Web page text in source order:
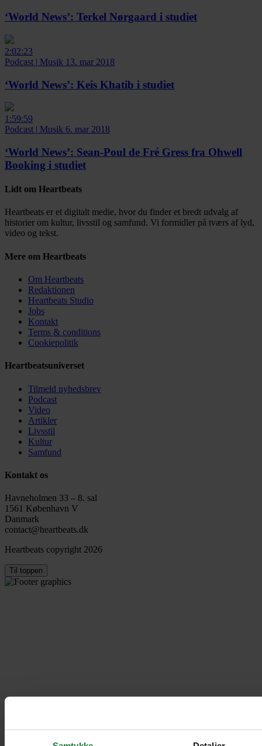
‘World News’: Terkel Nørgaard i studiet
2:02:23
Podcast | Musik 13. mar 2018
‘World News’: Keis Khatib i studiet
1:59:59
Podcast | Musik 6. mar 2018
‘World News’: Sean-Poul de Fré Gress fra Ohwell
Booking i studiet
Lidt om Heartbeats
Heartbeats er et digitalt medie, hvor du finder et bredt udvalg af
historier om kultur, livsstil og samfund. Vi formidler på tværs af lyd,
video og tekst.
Mere om Heartbeats
Om Heartbeats
Redaktionen
Heartbeats Studio
Jobs
Kontakt
Terms & conditions
Cookiepolitik
Heartbeatsuniverset
Tilmeld nyhedsbrev
Podcast
Video
Artikler
Livsstil
Kultur
Samfund
Kontakt os
Havneholmen 33 – 8. sal
1561 København V
Danmark
contact@heartbeats.dk
Heartbeats copyright 2026
Til toppen